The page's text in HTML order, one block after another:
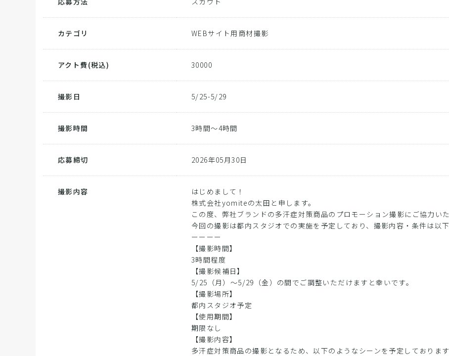
カテゴリ WEBサイト用商材撮影
アクト費(税込) 30000
撮影日 5/25-5/29
撮影時間 3時間～4時間
応募締切 2026年05月30日
撮影内容
はじめまして！
株式会社yomiteの太田と申します。
この度、弊社ブランドの多汗症対策商品のプロモーション撮影にご協力い
今回の撮影は都内スタジオでの実施を予定しており、撮影内容・条件は以
ーーーー
【撮影時間】
3時間程度
【撮影候補日】
5/25（月）〜5/29（金）の間でご調整いただけますと幸いです。
【撮影場所】
都内スタジオ予定
【使用期間】
期限なし
【撮影内容】
多汗症対策商品の撮影となるため、以下のようなシーンを予定しております